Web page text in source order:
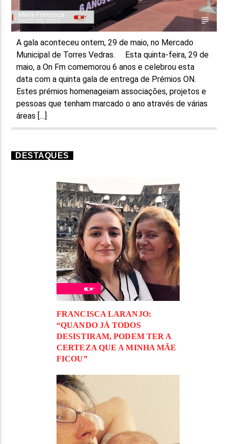
Maria Francisca
A gala aconteceu ontem, 29 de maio, no Mercado
Municipal de Torres Vedras. Esta quinta-feira, 29 de
maio, a On Fm comemorou 6 anos e celebrou esta
data com a quinta gala de entrega de Prémios ON.
Estes prémios homenageiam associações, projetos e
pessoas que tenham marcado o ano através de várias
áreas […]
DESTAQUES
FRANCISCA LARANJO:
“QUANDO JÁ TODOS
DESISTIRAM, PODEM TER A
CERTEZA QUE A MINHA MÃE
FICOU”